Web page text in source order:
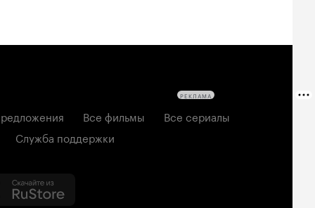
Все фильмы
Все сериалы
Служба поддержки
РЕКЛАМА